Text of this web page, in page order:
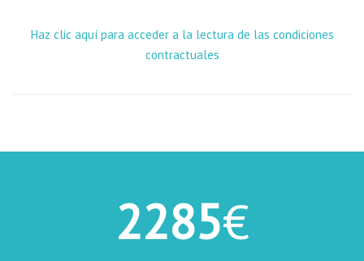
Haz clic aquí para acceder a la lectura de las condiciones
contractuales
2285€